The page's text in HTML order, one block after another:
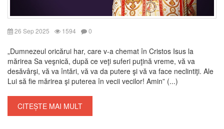
26 Sep 2025 1594 0
„Dumnezeul oricărui har, care v-a chemat în Cristos Isus la
mărirea Sa veşnică, după ce veţi suferi puţină vreme, vă va
desăvârşi, vă va întări, vă va da putere şi vă va face neclintiţi. Ale
Lui să fie mărirea şi puterea în vecii vecilor! Amin” (...)
CITEȘTE MAI MULT